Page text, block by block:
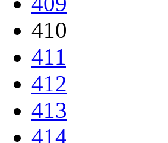
410
411
412
413
414